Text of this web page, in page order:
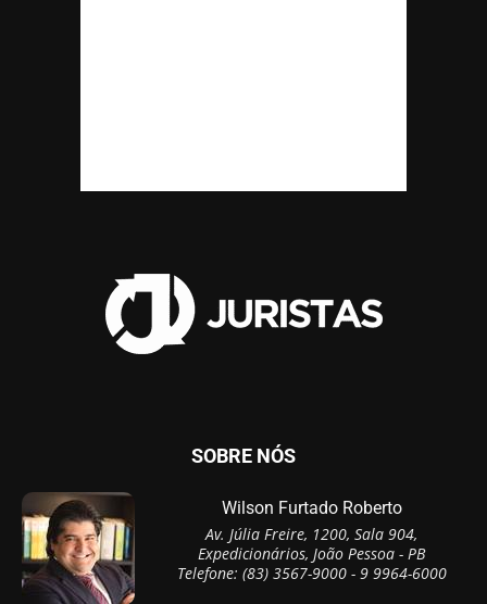
SOBRE NÓS
Wilson Furtado Roberto
Av. Júlia Freire, 1200, Sala 904,
Expedicionários, João Pessoa - PB
Telefone: (83) 3567-9000 - 9 9964-6000